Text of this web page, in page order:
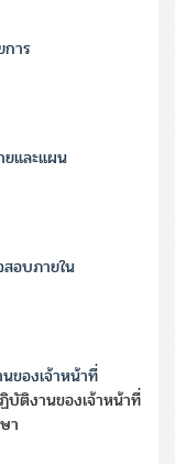
าร
และแผน
อบภายใน
ของเจ้าหน้าที่
ติงานของเจ้าหน้าที่
า